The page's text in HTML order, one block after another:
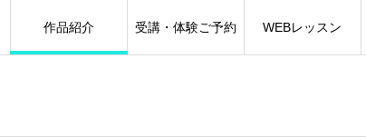
作品紹介 受講・体験ご予約 WEBレッスン